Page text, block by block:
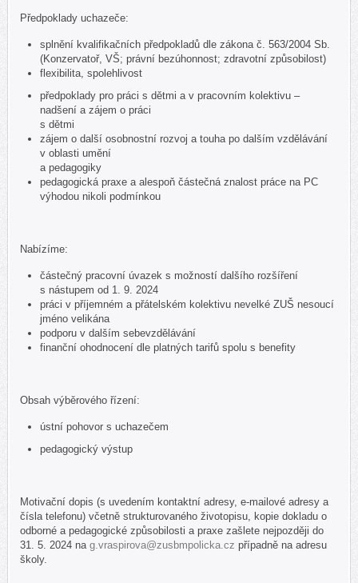
Předpoklady uchazeče:
splnění kvalifikačních předpokladů dle zákona č. 563/2004 Sb.
(Konzervatoř, VŠ; právní bezúhonnost; zdravotní způsobilost)
flexibilita, spolehlivost
předpoklady pro práci s dětmi a v pracovním kolektivu –
nadšení a zájem o práci
s dětmi
zájem o další osobnostní rozvoj a touha po dalším vzdělávání
v oblasti umění
a pedagogiky
pedagogická praxe a alespoň částečná znalost práce na PC
výhodou nikoli podmínkou
Nabízíme:
částečný pracovní úvazek s možností dalšího rozšíření
s nástupem od 1. 9. 2024
práci v příjemném a přátelském kolektivu nevelké ZUŠ nesoucí
jméno velikána
podporu v dalším sebevzdělávání
finanční ohodnocení dle platných tarifů spolu s benefity
Obsah výběrového řízení:
ústní pohovor s uchazečem
pedagogický výstup
Motivační dopis (s uvedením kontaktní adresy, e-mailové adresy a
čísla telefonu) včetně strukturovaného životopisu, kopie dokladu o
odborné a pedagogické způsobilosti a praxe zašlete nejpozději do
31. 5. 2024 na g.vraspirova@zusbmpolicka.cz případně na adresu
školy.